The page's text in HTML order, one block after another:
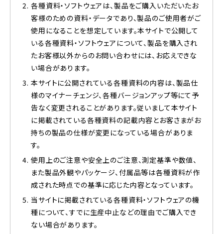
各種資料・ソフトウェアは、製品をご購入いただいたお
客様のための資料・データであり、製品のご使用者がご
使用になることを想定しています。本サイトで公開して
いる各種資料・ソフトウェアについて、製品を購入され
たお客様以外からのお問い合わせには、お応えできな
い場合があります。
本サイトに公開されている各種資料の内容は、製品仕
様のマイナーチェンジ、各種バージョンアップ等にて予
告なく変更されることがあります。従いまして本サイト
に掲載されている各種資料の記載内容とお客さまがお
持ちの製品の仕様が変更になっている場合がありま
す。
使用上のご注意や安全上のご注意、測定基準や数値、
また製品外観やパッケージ、付属品等は各種資料が作
成された時点での基準に応じた内容となっています。
当サイトに掲載されている各種資料・ソフトウェアの機
種について、すでに生産中止などの理由でご購入でき
ない場合があります。